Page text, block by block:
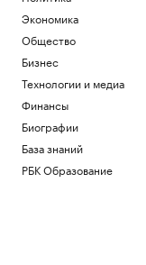
знать о третьем туре
Спорт
Гастрогид по
сыры, крокодилы и
РБК и РСХБ
Экономика
Общество
Бизнес
Технологии и медиа
Финансы
Биографии
База знаний
РБК Образование